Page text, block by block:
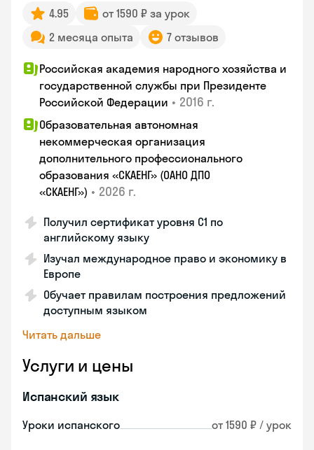
4.95
от 1590 ₽ за урок
2 месяца опыта
7 отзывов
Российская академия народного хозяйства и
государственной службы при Президенте
Российской Федерации • 2016 г.
Образовательная автономная
некоммерческая организация
дополнительного профессионального
образования «СКАЕНГ» (ОАНО ДПО
«СКАЕНГ») • 2026 г.
Получил сертификат уровня С1 по
английскому языку
Изучал международное право и экономику в
Европе
Обучает правилам построения предложений
доступным языком
Читать дальше
Услуги и цены
Испанский язык
Уроки испанского от 1590 ₽ / урок